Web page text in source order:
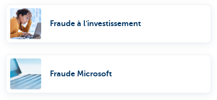
Fraude à l'investissement
Fraude Microsoft